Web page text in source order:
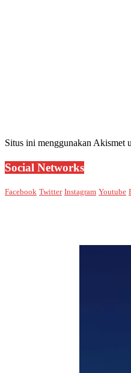
Situs ini menggunakan Akismet
Social Networks
Facebook Twitter Instagram Youtube